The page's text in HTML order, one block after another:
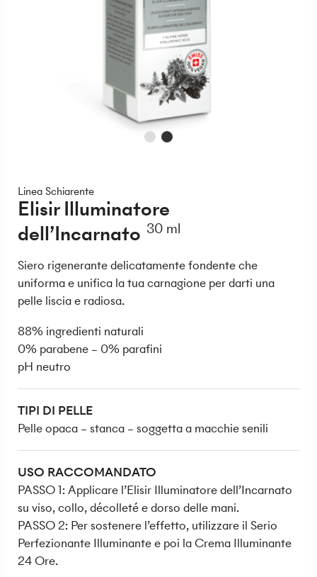
Linea Schiarente
Elisir Illuminatore
dell’Incarnato 30 ml
Siero rigenerante delicatamente fondente che
uniforma e unifica la tua carnagione per darti una
pelle liscia e radiosa.
88% ingredienti naturali
0% parabene – 0% parafini
pH neutro
TIPI DI PELLE
Pelle opaca – stanca – soggetta a macchie senili
USO RACCOMANDATO
PASSO 1: Applicare l’Elisir Illuminatore dell’Incarnato
su viso, collo, décolleté e dorso delle mani.
PASSO 2: Per sostenere l’effetto, utilizzare il Serio
Perfezionante Illuminante e poi la Crema Illuminante
24 Ore.